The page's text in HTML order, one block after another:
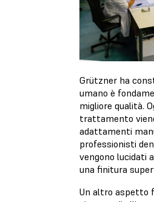
Grützner ha
umano è
migliore qualità.
trattamento
adattamenti
professionisti
vengono lucidati
una finitura
Un altro aspetto